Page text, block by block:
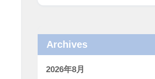
Archives
2026年8月